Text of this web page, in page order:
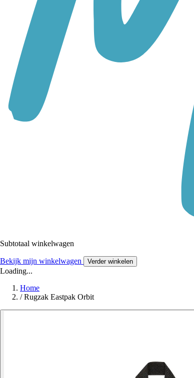
Subtotaal winkelwagen
Bekijk mijn winkelwagen Verder winkelen
Loading...
Home
/ Rugzak Eastpak Orbit